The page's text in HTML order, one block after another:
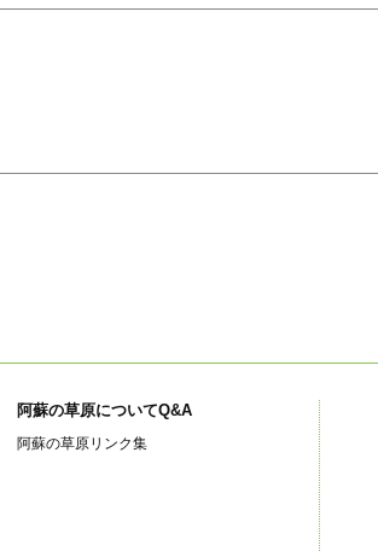
阿蘇の草原についてQ&A
阿蘇の草原リンク集